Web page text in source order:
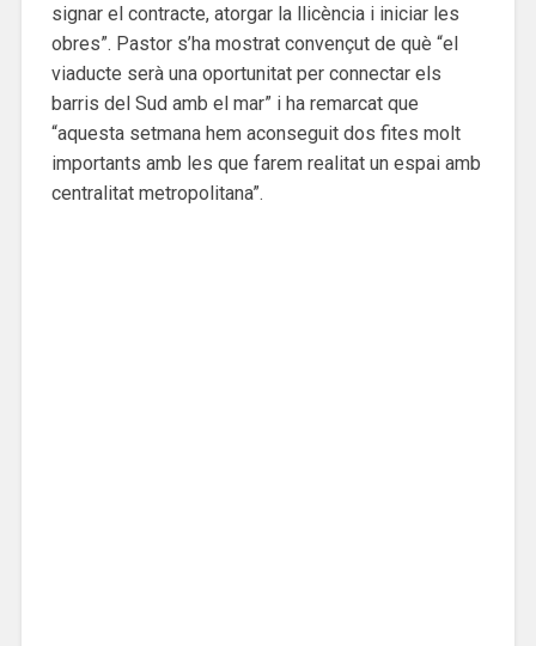
signar el contracte, atorgar la llicència i iniciar les
obres”. Pastor s’ha mostrat convençut de què “el
viaducte serà una oportunitat per connectar els
barris del Sud amb el mar” i ha remarcat que
“aquesta setmana hem aconseguit dos fites molt
importants amb les que farem realitat un espai amb
centralitat metropolitana”.